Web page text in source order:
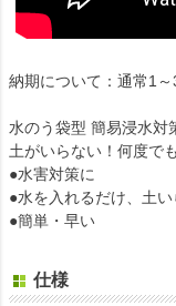
納期について：通常1～
水のう袋型 簡易浸水対
土がいらない！何度で
●水害対策に
●水を入れるだけ、土い
●簡単・早い
仕様